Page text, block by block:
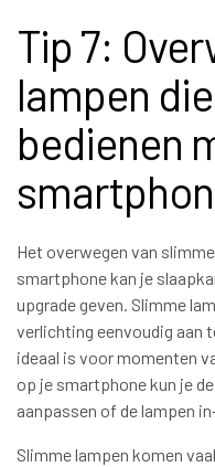
Tip 7:
lampen
bedienen
Het overwegen van
smartphone kan je
upgrade geven. Slimme
verlichting eenvoudig aan
ideaal is voor momenten
op je smartphone kun je
aanpassen of de lampen
Slimme lampen komen